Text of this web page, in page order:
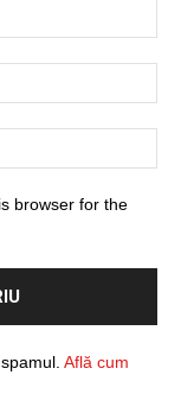
browser for the
Află cum